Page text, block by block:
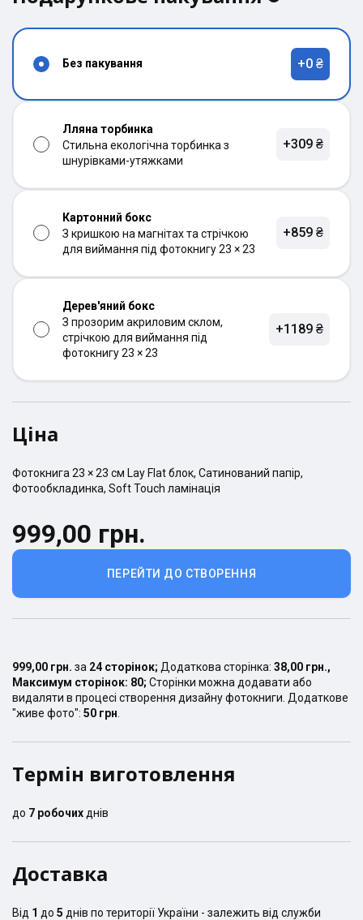
Без пакування +0 ₴
Лляна торбинка
Стильна екологічна торбинка з
шнурівками-утяжками
+309 ₴
Картонний бокс
З кришкою на магнітах та стрічкою
для виймання під фотокнигу 23 × 23
+859 ₴
Дерев'яний бокс
З прозорим акриловим склом,
стрічкою для виймання під
фотокнигу 23 × 23
+1189 ₴
Ціна
Фотокнига 23 × 23 см Lay Flatблок, Сатинований папір,
Фотообкладинка, Soft Touch ламінація
ПЕРЕЙТИ ДО СТВОРЕННЯ
999,00 грн.
999,00 грн. за 24 сторінок; Додаткова сторінка: 38,00 грн.,
Максимум сторінок: 80; Сторінки можна додавати або
видаляти в процесі створення дизайну фотокниги. Додаткове
"живе фото": 50 грн
Термін виготовлення
до 7 робочих днів
Доставка
Від 1 до 5 днів по території України - залежить від служби